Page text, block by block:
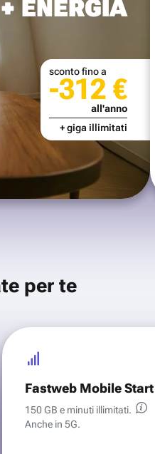
+ ENERGIA
sconto fino a
-312 €
all'anno
+ giga illimitati
per te
Fastweb Mobile Start
150 GB e minuti illimitati.
Anche in 5G.